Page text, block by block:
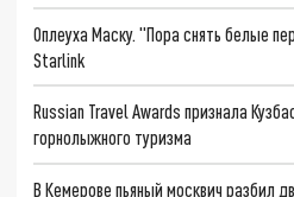
Оплеуха Маску. "Пора снять белые
Starlink
Russian Travel Awards признала
горнолыжного туризма
В Кемерове пьяный москвич разбил